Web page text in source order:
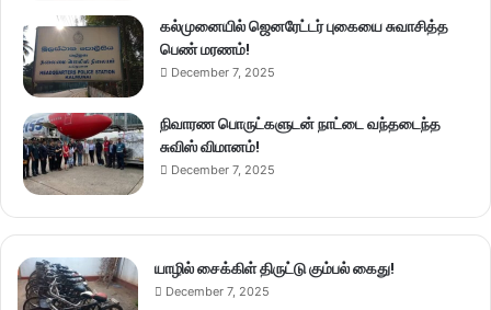
கல்முனையில் ஜெனரேட்டர் புகையை சுவாசித்த
பெண் மரணம்!
December 7, 2025
நிவாரண பொருட்களுடன் நாட்டை வந்தடைந்த
சுவிஸ் விமானம்!
December 7, 2025
யாழில் சைக்கிள் திருட்டு கும்பல் கைது!
December 7, 2025